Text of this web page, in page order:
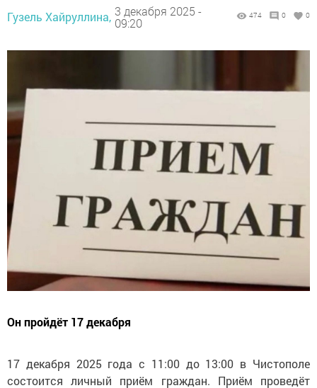
Гузель Хайруллина, 3 декабря 2025 -
09:20
474 0 0
Он пройдёт 17 декабря
17 декабря 2025 года с 11:00 до 13:00 в Чистополе
состоится личный приём граждан. Приём проведёт